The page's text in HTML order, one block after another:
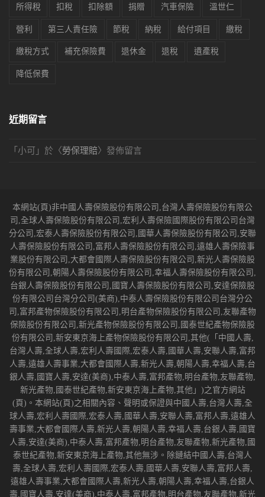
所得稅 扣稅 扣除額 捐贈 汽車保險 溫世仁
營利 第三人責任險 節稅 納稅 給付項目 繳稅
繳稅方式 補充保險費 退休金 退稅 遺產稅
降低保費
近期留言
「 小可 」於〈勞保理賠〉發佈留言
本網站(頁)非中國人壽保險股份有限公司,台灣人壽保險股份有限公
司,全球人壽保險股份有限公司,宏利人壽保險國際股份有限公司台灣
分公司,宏泰人壽保險股份有限公司,國華人壽保險股份有限公司,安聯
人壽保險股份有限公司,富邦人壽保險股份有限公司,遠雄人壽保險事
業股份有限公司,大都會國際人壽保險股份有限公司,新光人壽保險股
份有限公司,朝陽人壽保險股份有限公司,幸福人壽保險股份有限公司,
台銀人壽保險股份有限公司,國寶人壽保險股份有限公司,安達保險股
份有限公司台灣分公司(美商),中泰人壽保險股份有限公司台灣分公
司,富邦產物保險股份有限公司,明台產物保險股份有限公司,友聯產物
保險股份有限公司,新光產物保險股份有限公司,國泰世紀產物保險股
份有限公司,新安東京海上產物保險股份有限公司,其他(「中國人壽,
台灣人壽,全球人壽,宏利人壽國際,宏泰人壽,國華人壽,安聯人壽,富邦
人壽,遠雄人壽事業,大都會國際人壽,新光人壽,朝陽人壽,幸福人壽,台
銀人壽,國寶人壽,安達(美商),中泰人壽,富邦產物,明台產物,友聯產物,
新光產物,國泰世紀產物,新安東京海上產物,其他」)之官方網站
(頁)。本網站(頁)之相關內容、聲明或保證與中國人壽,台灣人壽,全
球人壽,宏利人壽國際,宏泰人壽,國華人壽,安聯人壽,富邦人壽,遠雄人
壽事業,大都會國際人壽,新光人壽,朝陽人壽,幸福人壽,台銀人壽,國寶
人壽,安達(美商),中泰人壽,富邦產物,明台產物,友聯產物,新光產物,國
泰世紀產物,新安東京海上產物,其他無涉。除鏈結中國人壽,台灣人
壽,全球人壽,宏利人壽國際,宏泰人壽,國華人壽,安聯人壽,富邦人壽,
遠雄人壽事業,大都會國際人壽,新光人壽,朝陽人壽,幸福人壽,台銀人
壽,國寶人壽,安達(美商),中泰人壽,富邦產物,明台產物,友聯產物,新光